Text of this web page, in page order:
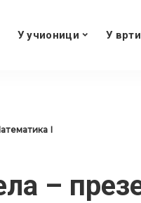
У учионици У
I
–